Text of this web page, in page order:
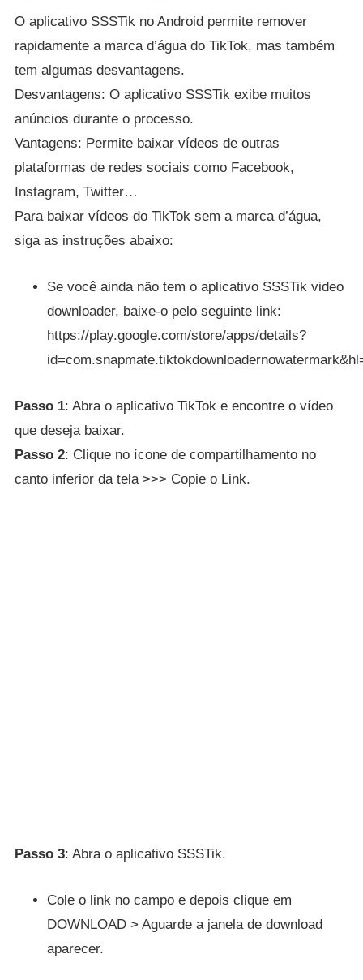
O aplicativo SSSTik no Android permite remover
rapidamente a marca d’água do TikTok, mas também
tem algumas desvantagens.
Desvantagens: O aplicativo SSSTik exibe muitos
anúncios durante o processo.
Vantagens: Permite baixar vídeos de outras
plataformas de redes sociais como Facebook,
Instagram, Twitter…
Para baixar vídeos do TikTok sem a marca d’água,
siga as instruções abaixo:
Se você ainda não tem o aplicativo SSSTik video
downloader, baixe-o pelo seguinte link:
https://play.google.com/store/apps/details?
Passo 1: Abra o aplicativo TikTok e encontre o vídeo
que deseja baixar.
Passo 2: Clique no ícone de compartilhamento no
canto inferior da tela >>> Copie o Link.
Passo 3: Abra o aplicativo SSSTik.
Cole o link no campo e depois clique em
DOWNLOAD > Aguarde a janela de download
aparecer.